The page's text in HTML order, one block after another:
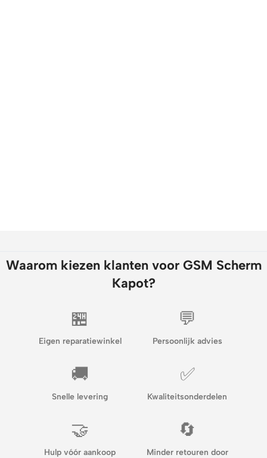
Waarom kiezen klanten voor GSM Scherm
Kapot?
🏪
Eigen reparatiewinkel
💬
Persoonlijk advies
🚚
Snelle levering
✅
Kwaliteitsonderdelen
🤝
Hulp vóór aankoop
🔄
Minder retouren door